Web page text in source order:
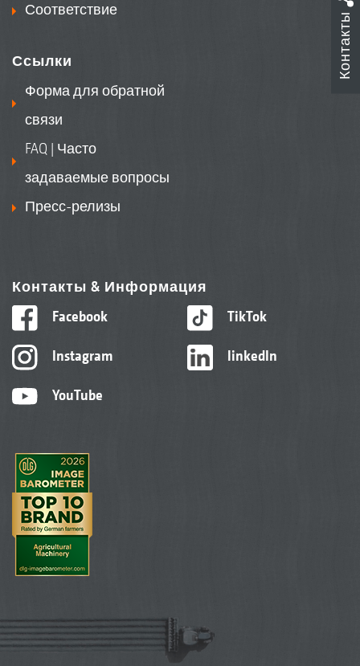
Соответствие
Ссылки
Форма для обратной
связи
FAQ | Часто
задаваемые вопросы
Пресс-релизы
Контакты & Информация
Facebook
Instagram
YouTube
TikTok
linkedIn
Контакты